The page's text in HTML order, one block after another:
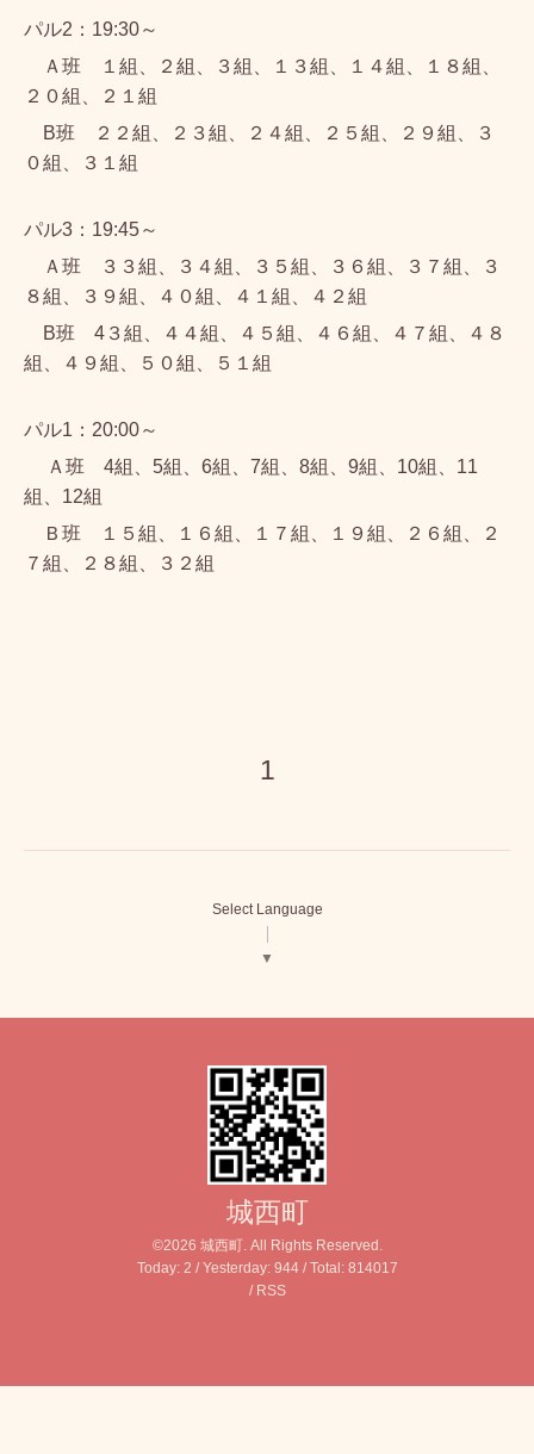
パル2：19:30～
Ａ班 １組、２組、３組、１３組、１４組、１８組、
２０組、２１組
B班 ２２組、２３組、２４組、２５組、２９組、３
０組、３１組
パル3：19:45～
Ａ班 ３３組、３４組、３５組、３６組、３７組、３
８組、３９組、４０組、４１組、４２組
B班 4３組、４４組、４５組、４６組、４７組、４８
組、４９組、５０組、５１組
パル1：20:00～
Ａ班 4組、5組、6組、7組、8組、9組、10組、11
組、12組
Ｂ班 １５組、１６組、１７組、１９組、２６組、２
７組、２８組、３２組
1
Select Language
▼
城西町
©2026 城西町. All Rights Reserved.
Today: 2 / Yesterday: 944/ Total: 814017
/ RSS